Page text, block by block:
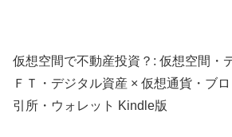
仮想空間で不動産投資？: 仮想空間・
ＦＴ・デジタル資産 × 仮想通貨・ブ
引所・ウォレット Kindle版